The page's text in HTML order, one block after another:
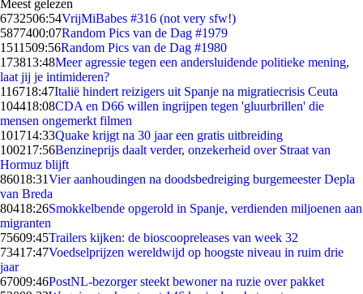
Meest gelezen
6732506:54VrijMiBabes #316 (not very sfw!)
5877400:07Random Pics van de Dag #1979
1511509:56Random Pics van de Dag #1980
173813:48Meer agressie tegen een andersluidende politieke mening,
laat jij je intimideren?
116718:47Italië hindert reizigers uit Spanje na migratiecrisis Ceuta
104418:08CDA en D66 willen ingrijpen tegen 'gluurbrillen' die
mensen ongemerkt filmen
101714:33Quake krijgt na 30 jaar een gratis uitbreiding
100217:56Benzineprijs daalt verder, onzekerheid over Straat van
Hormuz blijft
86018:31Vier aanhoudingen na doodsbedreiging burgemeester Depla
van Breda
80418:26Smokkelbende opgerold in Spanje, verdienden miljoenen aan
migranten
75609:45Trailers kijken: de bioscoopreleases van week 32
73417:47Voedselprijzen wereldwijd op hoogste niveau in ruim drie
jaar
67009:46PostNL-bezorger steekt bewoner na ruzie over pakket